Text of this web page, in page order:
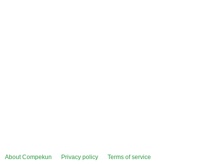
About Compekun Privacy policy Terms of service